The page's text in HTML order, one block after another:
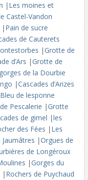
| Les moines et
Castel-Vandon
| Pain de sucre
de Cauterets
|Grotte de
d’Ars |Grotte de
de la Dourbie
|Cascades d’Arizes
de lesponne
Pescalerie |Grotte
de gimel |les
des Fées | Les
|Orgues de
de Longéroux
|Gorges du
| Rochers de Puychaud